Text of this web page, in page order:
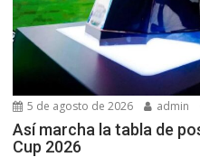
5 de agosto de 2026 admin
Así marcha la tabla de
Cup 2026